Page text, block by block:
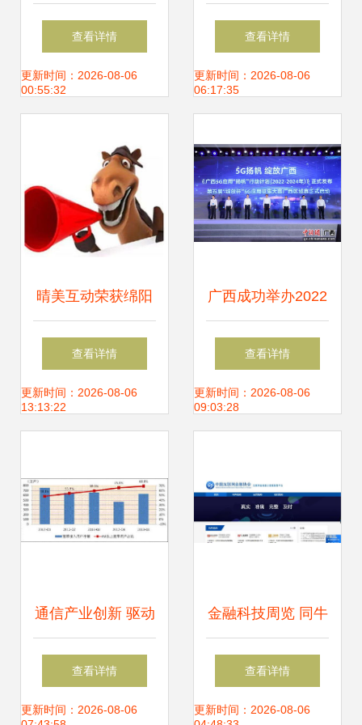
Redis 面试知识精
粹与信息系统集成
查看详情
更新时间：2026-08-06
00:55:32
焦5元以下的信息
系统集成服务潜力
查看详情
更新时间：2026-08-06
06:17:35
晴美互动荣获绵阳
网站建设前十强，
深耕互联网接入服
查看详情
更新时间：2026-08-06
13:13:22
广西成功举办2022
年世界电信和信息
社会日大会，聚焦
服务发展
查看详情
更新时间：2026-08-06
09:03:28
通信产业创新 驱动
国家新四化，铸就
互联网接入新篇章
查看详情
更新时间：2026-08-06
金融科技周览 同牛
科技观察揭示信息
系统集成服务新趋
查看详情
更新时间：2026-08-06